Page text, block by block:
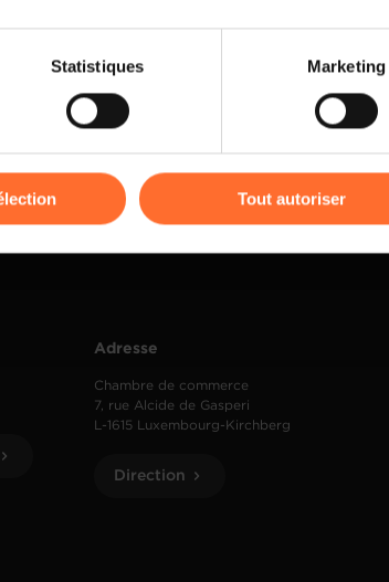
(ex : lecture de vidéos, partage sur les réseaux
Statistiques Marketing
Tout autoriser
Adresse
Chambre de commerce
7, rue Alcide de Gasperi
L-1615 Luxembourg-Kirchberg
Direction